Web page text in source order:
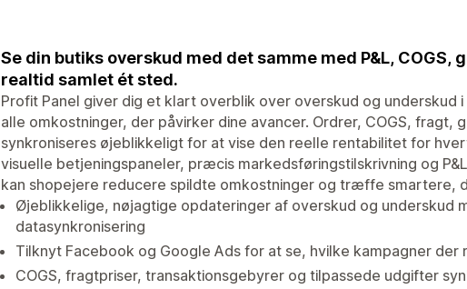
Se din butiks overskud med det samme med P&L, COGS,
realtid samlet ét sted.
Profit Panel giver dig et klart overblik over overskud og underskud
alle omkostninger, der påvirker dine avancer. Ordrer, COGS, fragt,
synkroniseres øjeblikkeligt for at vise den reelle rentabilitet for
visuelle betjeningspaneler, præcis markedsføringstilskrivning og
kan shopejere reducere spildte omkostninger og træffe smartere,
Øjeblikkelige, nøjagtige opdateringer af overskud og underskud
datasynkronisering
Tilknyt Facebook og Google Ads for at se, hvilke kampagner
COGS, fragtpriser, transaktionsgebyrer og tilpassede udgifter